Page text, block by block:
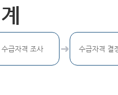
수급자격 조사 수급자격 결